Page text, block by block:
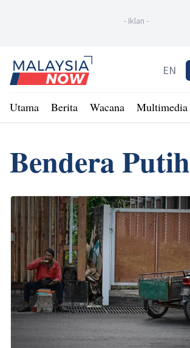
- Iklan -
Home
EN
Utama Berita Wacana Multimedia
Bendera Putih